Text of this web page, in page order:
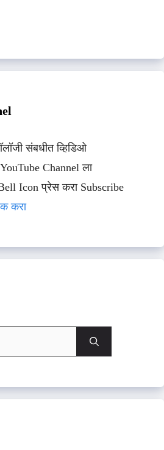
संबधीत व्हिडिओ
YouTube Channel ला
Icon प्रेस करा Subscribe
करा